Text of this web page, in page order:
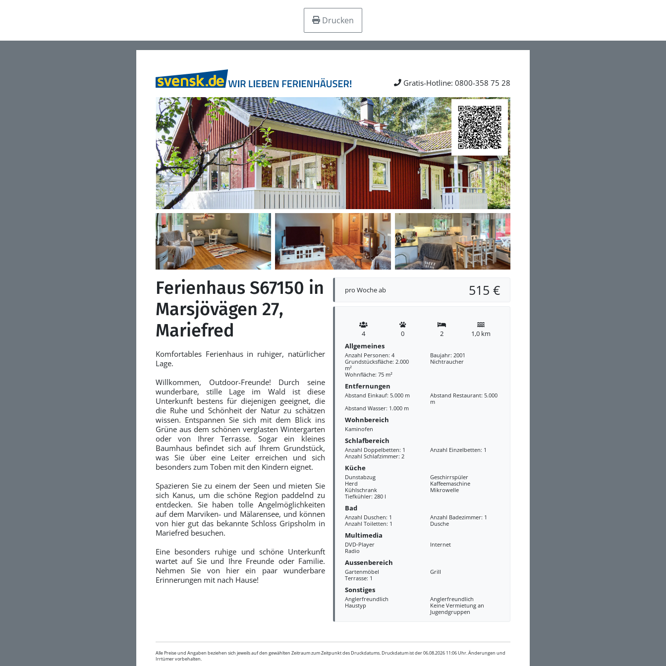
Drucken
Gratis-Hotline: 0800-358 75 28
pro Woche ab 515 €
4 0 2
1,0 km
Allgemeines
Anzahl Personen: 4
Baujahr: 2001
Grundstücksfläche: 2.000
m²
Nichtraucher
Wohnfläche: 75 m²
Entfernungen
Abstand Einkauf: 5.000 m
Abstand Restaurant: 5.000
m
Abstand Wasser: 1.000 m
Wohnbereich
Kaminofen
Schlafbereich
Anzahl Doppelbetten: 1
Anzahl Einzelbetten: 1
Anzahl Schlafzimmer: 2
Küche
Dunstabzug
Geschirrspüler
Herd
Kaffeemaschine
Kühlschrank
Mikrowelle
Tiefkühler: 280 l
Bad
Anzahl Duschen: 1
Anzahl Badezimmer: 1
Anzahl Toiletten: 1
Dusche
Multimedia
DVD-Player
Internet
Radio
Aussenbereich
Gartenmöbel
Grill
Terrasse: 1
Sonstiges
Anglerfreundlich
Anglerfreundlich
Haustyp
Keine Vermietung an
Jugendgruppen
Ferienhaus S67150 in
Marsjövägen 27,
Mariefred
Komfortables Ferienhaus in ruhiger, natürlicher
Lage.
Willkommen, Outdoor-Freunde! Durch seine
wunderbare, stille Lage im Wald ist diese
Unterkunft bestens für diejenigen geeignet, die
die Ruhe und Schönheit der Natur zu schätzen
wissen. Entspannen Sie sich mit dem Blick ins
Grüne aus dem schönen verglasten Wintergarten
oder von Ihrer Terrasse. Sogar ein kleines
Baumhaus befindet sich auf Ihrem Grundstück,
was Sie über eine Leiter erreichen und sich
besonders zum Toben mit den Kindern eignet.
Spazieren Sie zu einem der Seen und mieten Sie
sich Kanus, um die schöne Region paddelnd zu
entdecken. Sie haben tolle Angelmöglichkeiten
auf dem Marviken- und Mälarensee, und können
von hier gut das bekannte Schloss Gripsholm in
Mariefred besuchen.
Eine besonders ruhige und schöne Unterkunft
wartet auf Sie und Ihre Freunde oder Familie.
Nehmen Sie von hier ein paar wunderbare
Erinnerungen mit nach Hause!
Alle Preise und Angaben beziehen sich jeweils auf den gewählten Zeitraum zum Zeitpunkt des Druckdatums. Druckdatum ist der 06.08.2026 11:06 Uhr. Änderungen und
Irrtümer vorbehalten.